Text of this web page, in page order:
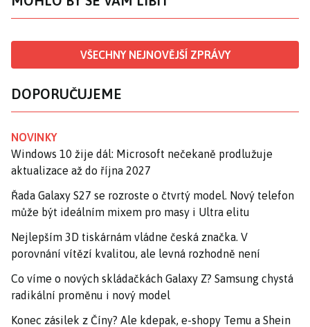
VŠECHNY NEJNOVĚJŠÍ ZPRÁVY
DOPORUČUJEME
NOVINKY
Windows 10 žije dál: Microsoft nečekaně prodlužuje
aktualizace až do října 2027
Řada Galaxy S27 se rozroste o čtvrtý model. Nový telefon
může být ideálním mixem pro masy i Ultra elitu
Nejlepším 3D tiskárnám vládne česká značka. V
porovnání vítězí kvalitou, ale levná rozhodně není
Co víme o nových skládačkách Galaxy Z? Samsung chystá
radikální proměnu i nový model
Konec zásilek z Číny? Ale kdepak, e-shopy Temu a Shein